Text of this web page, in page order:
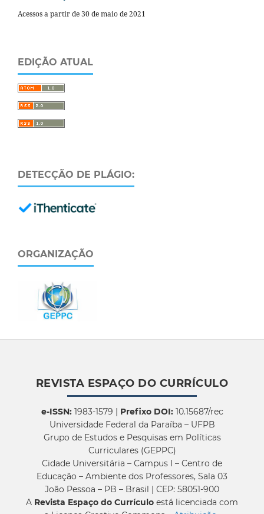
Acessos a partir de 30 de maio de 2021
EDIÇÃO ATUAL
DETECÇÃO DE PLÁGIO:
ORGANIZAÇÃO
REVISTA ESPAÇO DO CURRÍCULO
e-ISSN:1983-1579 | Prefixo DOI:10.15687/rec
Universidade Federal da Paraíba – UFPB
Grupo de Estudos e Pesquisas em Políticas
Curriculares (GEPPC)
Cidade Universitária – Campus I – Centro de
Educação – Ambiente dos Professores, Sala 03
João Pessoa – PB – Brasil | CEP: 58051-900
A Revista Espaço do Currículo está licenciada com